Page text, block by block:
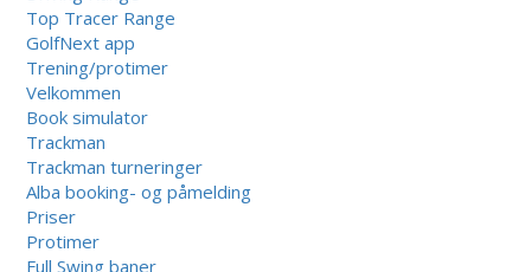
Top Tracer Range
GolfNext app
Trening/protimer
Velkommen
Book simulator
Trackman
Trackman turneringer
Alba booking- og påmelding
Priser
Protimer
Full Swing baner